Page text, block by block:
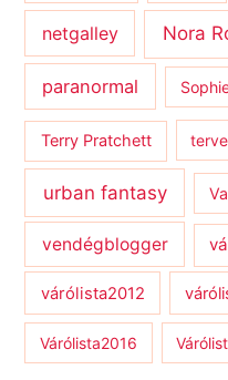
netgalley Nora
paranormal
Terry Pratchett
urban fantasy
vendégblogger
várólista2012
Várólista2016